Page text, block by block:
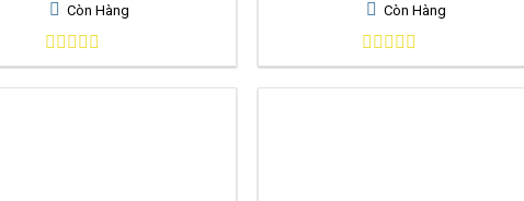
Còn Hàng
0
out
Còn Hàng
0
out